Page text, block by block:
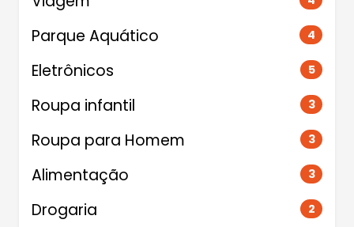
Parque Aquático 4
Eletrônicos 5
Roupa infantil 3
Roupa para Homem 3
Alimentação 3
Drogaria 2